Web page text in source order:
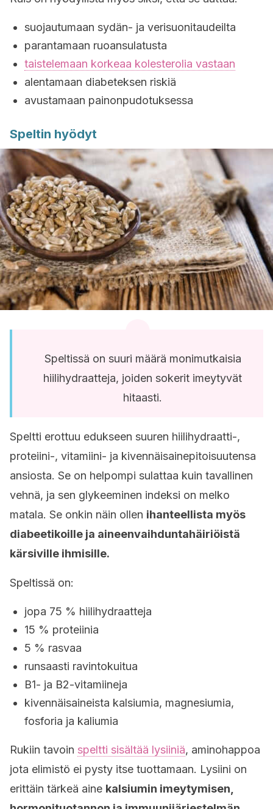
suojautumaan sydän- ja verisuonitaudeilta
parantamaan ruoansulatusta
taistelemaan korkeaa kolesterolia vastaan
alentamaan diabeteksen riskiä
avustamaan painonpudotuksessa
Speltin hyödyt
Speltissä on suuri määrä monimutkaisia
hiilihydraatteja, joiden sokerit imeytyvät
hitaasti.
Speltti erottuu edukseen suuren hiilihydraatti-,
proteiini-, vitamiini- ja kivennäisainepitoisuutensa
ansiosta. Se on helpompi sulattaa kuin tavallinen
vehnä, ja sen glykeeminen indeksi on melko
matala. Se onkin näin ollen ihanteellista myös
diabeetikoille ja aineenvaihduntahäiriöistä
kärsiville ihmisille.
Speltissä on:
jopa 75 % hiilihydraatteja
15 % proteiinia
5 % rasvaa
runsaasti ravintokuitua
B1- ja B2-vitamiineja
kivennäisaineista kalsiumia, magnesiumia,
fosforia ja kaliumia
Rukiin tavoin speltti sisältää lysiiniä, aminohappoa
jota elimistö ei pysty itse tuottamaan. Lysiini on
erittäin tärkeä aine kalsiumin imeytymisen,